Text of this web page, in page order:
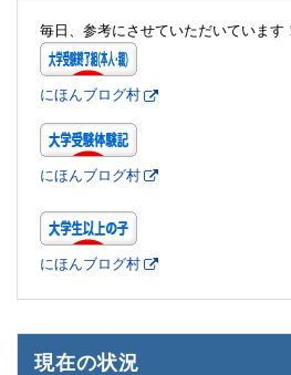
毎日、参考にさせていただいています
にほんブログ村
にほんブログ村
にほんブログ村
現在の状況